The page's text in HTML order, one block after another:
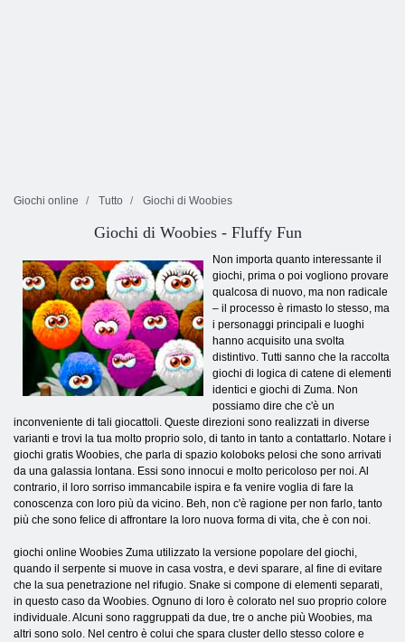
Giochi online Tutto Giochi di Woobies
Giochi di Woobies - Fluffy Fun
Non importa quanto interessante il
giochi, prima o poi vogliono provare
qualcosa di nuovo, ma non radicale
– il processo è rimasto lo stesso, ma
i personaggi principali e luoghi
hanno acquisito una svolta
distintivo. Tutti sanno che la raccolta
giochi di logica di catene di elementi
identici e giochi di Zuma. Non
possiamo dire che c'è un
inconveniente di tali giocattoli. Queste direzioni sono realizzati in diverse
varianti e trovi la tua molto proprio solo, di tanto in tanto a contattarlo. Notare i
giochi gratis Woobies, che parla di spazio koloboks pelosi che sono arrivati ​​
da una galassia lontana. Essi sono innocui e molto pericoloso per noi. Al
contrario, il loro sorriso immancabile ispira e fa venire voglia di fare la
conoscenza con loro più da vicino. Beh, non c'è ragione per non farlo, tanto
più che sono felice di affrontare la loro nuova forma di vita, che è con noi.
giochi online Woobies Zuma utilizzato la versione popolare del giochi,
quando il serpente si muove in casa vostra, e devi sparare, al fine di evitare
che la sua penetrazione nel rifugio. Snake si compone di elementi separati,
in questo caso da Woobies. Ognuno di loro è colorato nel suo proprio colore
individuale. Alcuni sono raggruppati da due, tre o anche più Woobies, ma
altri sono solo. Nel centro è colui che spara cluster dello stesso colore e